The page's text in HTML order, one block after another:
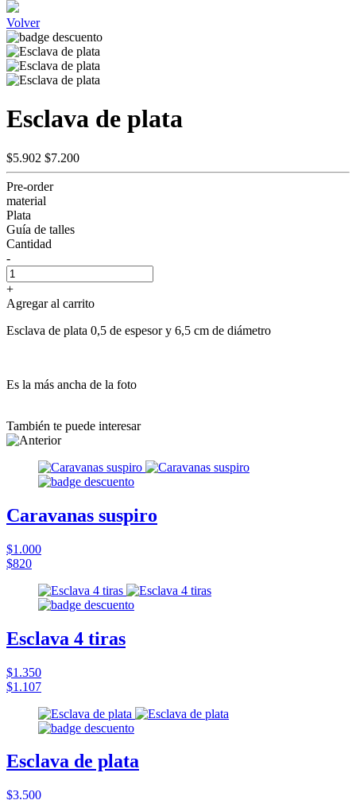
Volver
Esclava de plata
$5.902 $7.200
Pre-order
material
Plata
Guía de talles
Cantidad
-
+
Agregar al carrito
Esclava de plata 0,5 de espesor y 6,5 cm de diámetro
Es la más ancha de la foto
También te puede interesar
Caravanas suspiro
$1.000
$820
Esclava 4 tiras
$1.350
$1.107
Esclava de plata
$3.500